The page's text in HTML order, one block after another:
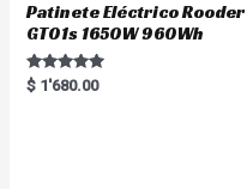
Patinete Eléctrico Rooder
GT01s 1650W 960Wh
Rated
5.00
$ 1'680.00